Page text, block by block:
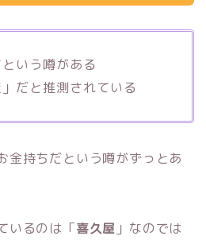
いう噂がある
だと推測されている
金持ちだという噂がずっとあ
いるのは「喜久屋 」なのでは